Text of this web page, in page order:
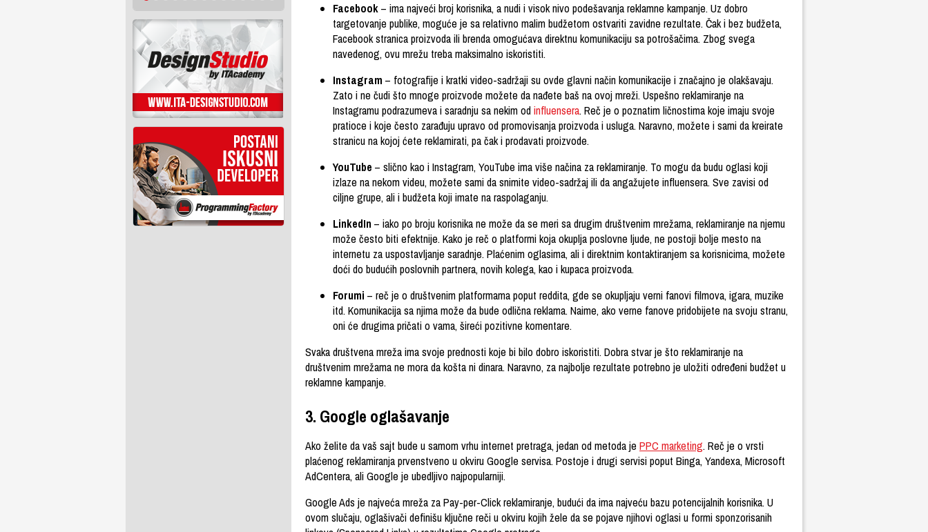
Facebook– ima najveći broj korisnika, a nudi i visok nivo podešavanja reklamne kampanje. Uz dobro
targetovanje publike, moguće je sa relativno malim budžetom ostvariti zavidne rezultate. Čak i bez budžeta,
Facebook stranica proizvoda ili brenda omogućava direktnu komunikaciju sa potrošačima. Zbog svega
navedenog, ovu mrežu treba maksimalno iskoristiti.
Instagram – fotografije i kratki video-sadržaji su ovde glavni način komunikacije i značajno je olakšavaju.
Zato i ne čudi što mnoge proizvode možete da nađete baš na ovoj mreži. Uspešno reklamiranje na
Instagramu podrazumeva i saradnju sa nekim odinfluensera. Reč je o poznatim ličnostima koje imaju svoje
pratioce i koje često zarađuju upravo od promovisanja proizvoda i usluga. Naravno, možete i sami da kreirate
stranicu na kojoj ćete reklamirati, pa čak i prodavati proizvode.
YouTube – slično kao i Instagram, YouTube ima više načina za reklamiranje. To mogu da budu oglasi koji
izlaze na nekom videu, možete sami da snimite video-sadržaj ili da angažujete influensera. Sve zavisi od
ciljne grupe, ali i budžeta koji imate na raspolaganju.
LinkedIn – iako po broju korisnika ne može da se meri sa drugim društvenim mrežama, reklamiranje na njemu
može često biti efektnije. Kako je reč o platformi koja okuplja poslovne ljude, ne postoji bolje mesto na
internetu za uspostavljanje saradnje. Plaćenim oglasima, ali i direktnim kontaktiranjem sa korisnicima, možete
doći do budućih poslovnih partnera, novih kolega, kao i kupaca proizvoda.
Forumi – reč je o društvenim platformama poput reddita, gde se okupljaju verni fanovi filmova, igara, muzike
itd. Komunikacija sa njima može da bude odlična reklama. Naime, ako verne fanove pridobijete na svoju stranu,
oni će drugima pričati o vama, šireći pozitivne komentare.
Svaka društvena mreža ima svoje prednosti koje bi bilo dobro iskoristiti. Dobra stvar je što reklamiranje na
društvenim mrežama ne mora da košta ni dinara. Naravno, za najbolje rezultate potrebno je uložiti određeni budžet u
reklamne kampanje.
3. Google oglašavanje
Ako želite da vaš sajt bude u samom vrhu internet pretraga, jedan od metoda je PPC marketing. Reč je o vrsti
plaćenog reklamiranja prvenstveno u okviru Google servisa. Postoje i drugi servisi poput Binga, Yandexa, Microsoft
AdCentera, ali Google je ubedljivo najpopularniji.
Google Ads je najveća mreža za Pay-per-Click reklamiranje, budući da ima najveću bazu potencijalnih korisnika. U
ovom slučaju, oglašivači definišu ključne reči u okviru kojih žele da se pojave njihovi oglasi u formi sponzorisanih